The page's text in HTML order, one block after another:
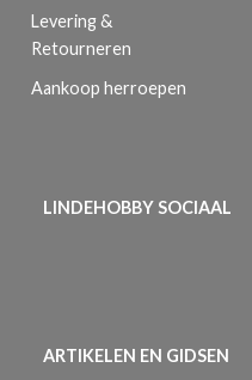
Levering &
Retourneren
Aankoop herroepen
LINDEHOBBY SOCIAAL
ARTIKELEN EN GIDSEN